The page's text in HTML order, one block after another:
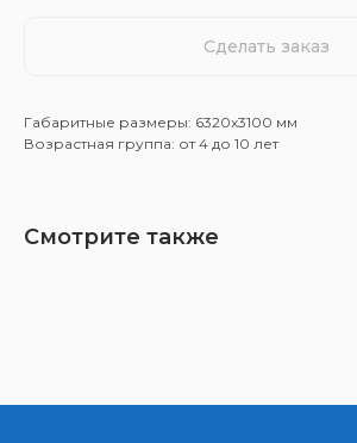
Сделать заказ
Габаритные размеры: 6320x3100 мм
Возрастная группа: от 4 до 10 лет
Смотрите также